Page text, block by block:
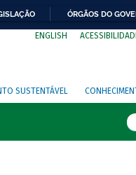
ÓRGÃOS DO
ENGLISH
SUSTENTÁVEL